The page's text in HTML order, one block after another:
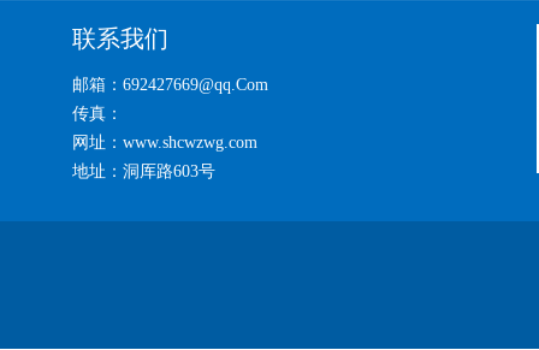
联系我们
邮箱：692427669@qq.Com
传真：
网址：www.shcwzwg.com
地址：洞厍路603号